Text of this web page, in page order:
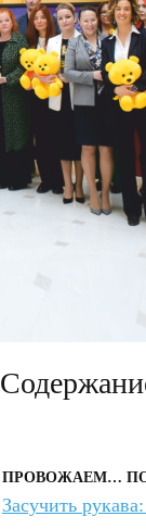
ПРОВОЖАЕМ…
Засучить